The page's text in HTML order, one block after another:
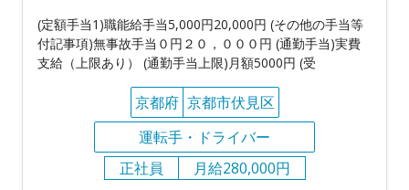
(定額手当1)職能給手当5,000円20,000円 (その他の手当等
付記事項)無事故手当０円２０，０００円 (通勤手当)実費
支給（上限あり） (通勤手当上限)月額5000円 (受
京都府 京都市伏見区
運転手・ドライバー
正社員
月給280,000円